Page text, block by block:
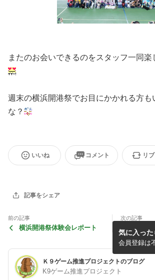
またのお会いできるのをスタッフ一同楽
週末の横浜開港祭でお目にかかれる方も
な？
いいね コメント リ
記事をシェア
前の記事
横浜開港祭体験会レポート
次の記事
今週末の開
ーション＆
Ｋ９ゲーム推進プロジェクトのブログ
K9ゲーム推進プロジェクト
気に入っ
会員登録は